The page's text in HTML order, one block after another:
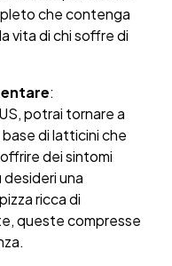
che contenga
vita di chi soffre di
:
potrai tornare a
di latticini che
dei sintomi
desideri una
ricca di
queste compresse